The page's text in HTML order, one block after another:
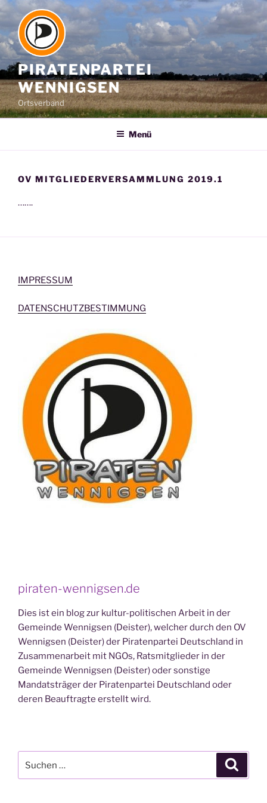
Zum
Inhalt
springen
PIRATENPARTEI
WENNIGSEN
Ortsverband
Menü
OV MITGLIEDERVERSAMMLUNG 2019.1
…….
IMPRESSUM
DATENSCHUTZBESTIMMUNG
piraten-wennigsen.de
Dies ist ein blog zur kultur-politischen Arbeit in der
Gemeinde Wennigsen (Deister), welcher durch den OV
Wennigsen (Deister) der Piratenpartei Deutschland in
Zusammenarbeit mit NGOs, Ratsmitglieder in der
Gemeinde Wennigsen (Deister) oder sonstige
Mandatsträger der Piratenpartei Deutschland oder
deren Beauftragte erstellt wird.
nach: